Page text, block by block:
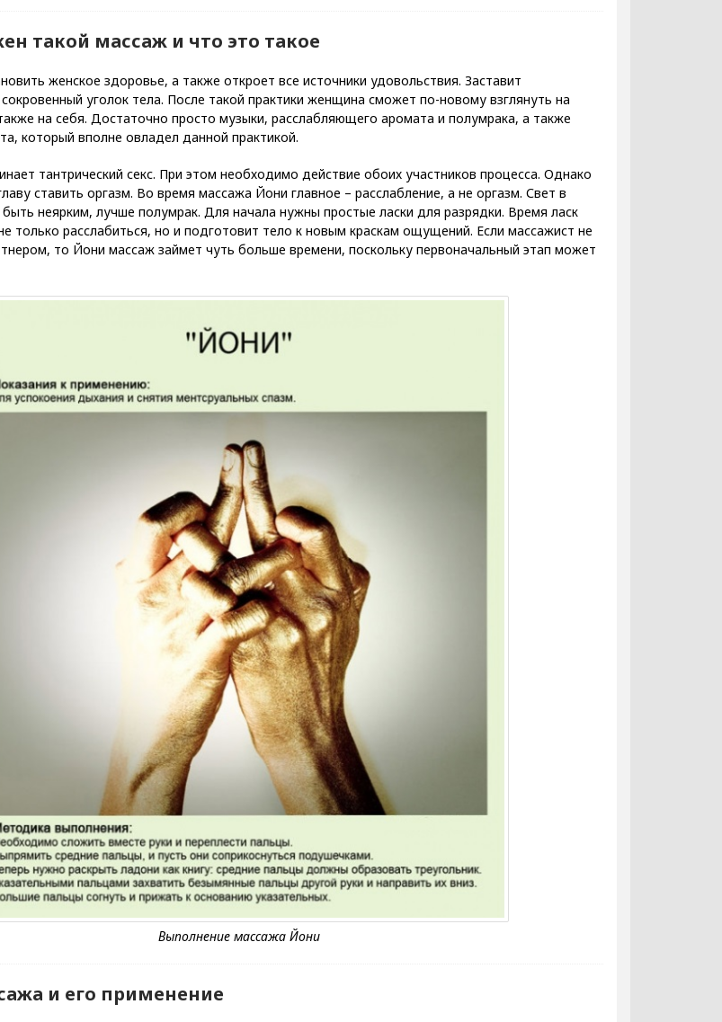
такой массаж и что это такое
женское здоровье, а также откроет все источники удовольствия. Заставит
уголок тела. После такой практики женщина сможет по-новому взглянуть на
на себя. Достаточно просто музыки, расслабляющего аромата и полумрака, а также
который вполне овладел данной практикой.
тантрический секс. При этом необходимо действие обоих участников процесса. Однако
ставить оргазм. Во время массажа Йони главное – расслабление, а не оргазм. Свет в
неярким, лучше полумрак. Для начала нужны простые ласки для разрядки. Время ласк
только расслабиться, но и подготовит тело к новым краскам ощущений. Если массажист не
то Йони массаж займет чуть больше времени, поскольку первоначальный этап может
и его применение